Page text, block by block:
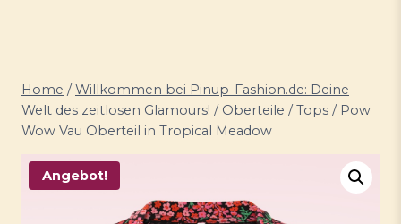
Home / Willkommen bei Pinup-Fashion.de: Deine
Welt des zeitlosen Glamours! / Oberteile / Tops / Pow
Wow Vau Oberteil in Tropical Meadow
Angebot!